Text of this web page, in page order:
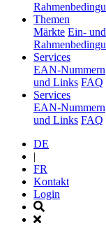
Themen
Märkte Ein-
Services(current)
EAN-Nummern
und Links FAQ
Services(current)
EAN-Nummern
und Links FAQ
DE
|
FR
Kontakt
Login